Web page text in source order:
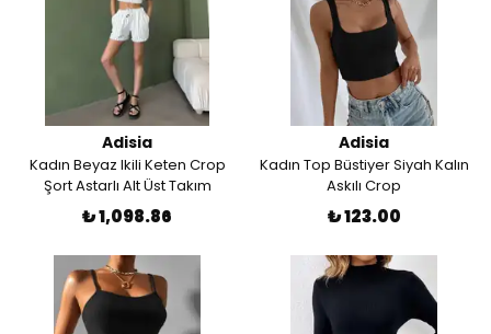
Adisia
Kadın Beyaz Ikili Keten Crop
Şort Astarlı Alt Üst Takım
₺ 1,098.86
Adisia
Kadın Top Büstiyer Siyah Kalın
Askılı Crop
₺ 123.00